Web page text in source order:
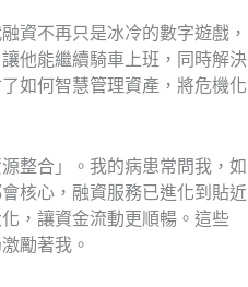
資不再只是冰冷的數字遊戲，
他能繼續騎車上班，同時解決
如何智慧管理資產，將危機化
整合」。我的病患常問我，如
核心，融資服務已進化到貼近
，讓資金流動更順暢。這些
勵著我。